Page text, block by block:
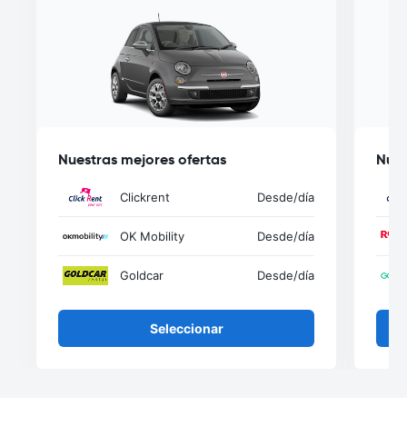
Nuestras mejores ofertas
Clickrent Desde/día
OK Mobility Desde/día
Goldcar Desde/día
Seleccionar